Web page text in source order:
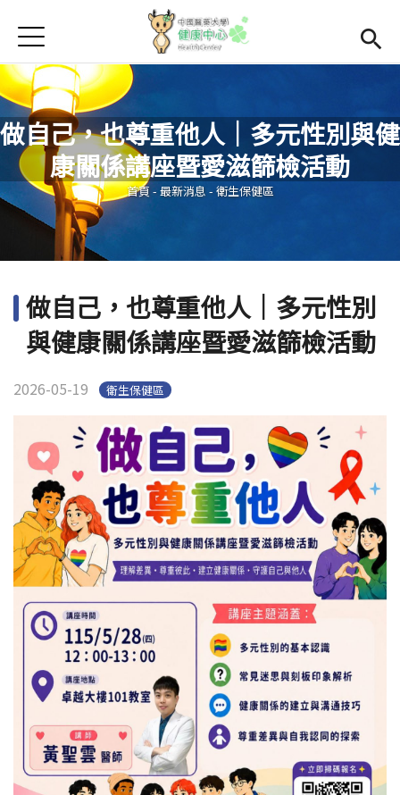
首頁
Open
學務處首頁(link is external)
Open submenu (關於我們)
關於我們
Open submenu (諮商輔導區)
諮商輔導區
Open submenu (資源教室)
資源教室
Open submenu (衛生保健區)
衛生保健區
生命教育
Jump to Navigation
Jump to Main content
做自己，也尊重他人｜多元性別與健
康關係講座暨愛滋篩檢活動
您在這裡
首頁- 最新消息 - 衛生保健區
做自己，也尊重他人｜多元性別
與健康關係講座暨愛滋篩檢活動
2026-05-19 衛生保健區